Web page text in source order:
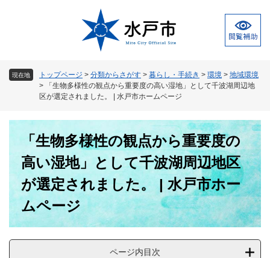
現在地 トップページ > 分類からさがす > 暮らし・手続き > 環境 > 地域環境
>
「生物多様性の観点から重要度の高い湿地」として千波湖周辺地
区が選定されました。 | 水戸市ホームページ
「生物多様性の観点から重要度の
高い湿地」として千波湖周辺地区
が選定されました。 | 水戸市ホー
ムページ
ページ内目次